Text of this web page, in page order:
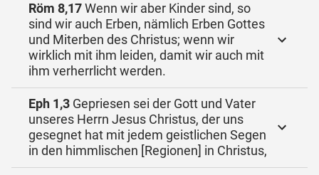
Röm 8,17Wenn wir aber Kinder sind, so
sind wir auch Erben, nämlich Erben Gottes
und Miterben des Christus; wenn wir
wirklich mit ihm leiden, damit wir auch mit
ihm verherrlicht werden.
Eph 1,3 Gepriesen sei der Gott und Vater
unseres Herrn Jesus Christus, der uns
gesegnet hat mit jedem geistlichen Segen
in den himmlischen [Regionen] in Christus,